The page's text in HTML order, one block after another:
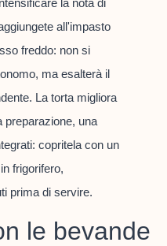
all'impasto
freddo: non si
ma esalterà il
La torta migliora
preparazione, una
copritela con un
frigorifero,
prima di servire.
le bevande